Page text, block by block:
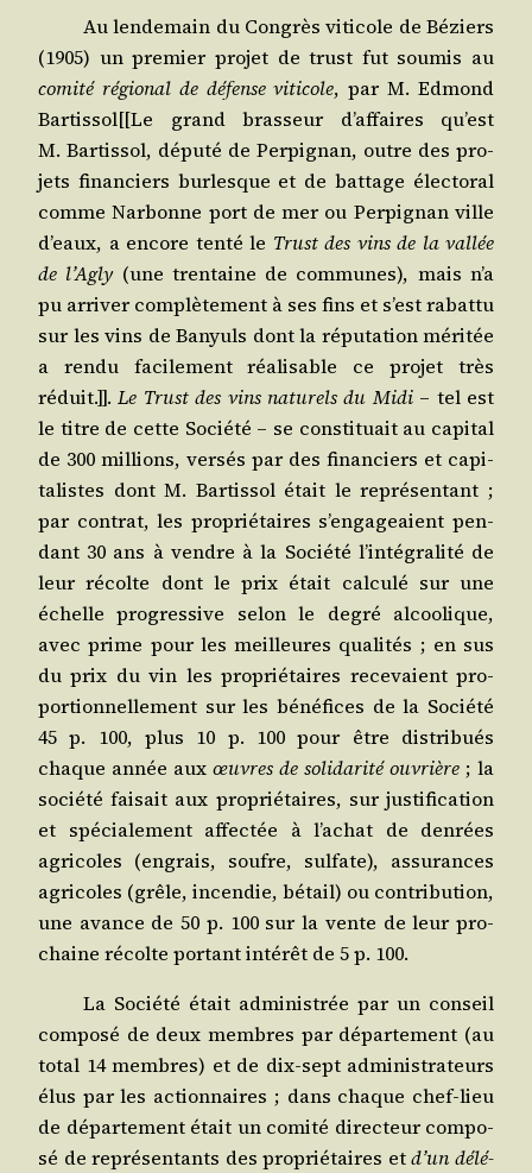
Au len­de­main du Congrès viti­cole de Béziers
(1905) un pre­mier pro­jet de trust fut sou­mis au
comi­té régio­nal de défense viti­cole, par M. Edmond
Bartissol[[Le grand bras­seur d’affaires qu’est
M. Bar­tis­sol, dépu­té de Per­pi­gnan, outre des pro­
jets finan­ciers bur­lesque et de bat­tage élec­to­ral
comme Nar­bonne port de mer ou Per­pi­gnan ville
d’eaux, a encore ten­té le Trust des vins de la val­lée
de l’Agly(une tren­taine de com­munes), mais n’a
pu arri­ver com­plè­te­ment à ses fins et s’est rabat­tu
sur les vins de Banyuls dont la répu­ta­tion méri­tée
a ren­du faci­le­ment réa­li­sable ce pro­jet très
réduit.]].Le Trust des vins natu­rels du Midi– tel est
le titre de cette Socié­té – se consti­tuait au capi­tal
de 300 mil­lions, ver­sés par des finan­ciers et capi­
ta­listes dont M. Bar­tis­sol était le repré­sen­tant ;
par contrat, les pro­prié­taires s’engageaient pen­
dant 30 ans à vendre à la Socié­té l’intégralité de
leur récolte dont le prix était cal­cu­lé sur une
échelle pro­gres­sive selon le degré alcoo­lique,
avec prime pour les meilleures qua­li­tés ; en sus
du prix du vin les pro­prié­taires rece­vaient pro­
por­tion­nel­le­ment sur les béné­fices de la Socié­té
45 p. 100, plus 10 p. 100 pour être dis­tri­bués
chaque année aux œuvres de soli­da­ri­té ouvrière ; la
socié­té fai­sait aux pro­prié­taires, sur jus­ti­fi­ca­tion
et spé­cia­le­ment affec­tée à l’achat de den­rées
agri­coles (engrais, soufre, sul­fate), assu­rances
agri­coles (grêle, incen­die, bétail) ou contri­bu­tion,
une avance de 50 p. 100 sur la vente de leur pro­
chaine récolte por­tant inté­rêt de 5 p. 100.
La Socié­té était admi­nis­trée par un conseil
com­po­sé de deux membres par dépar­te­ment (au
total 14 membres) et de dix-sept admi­nis­tra­teurs
élus par les action­naires ; dans chaque chef-lieu
de dépar­te­ment était un comi­té direc­teur com­po­
sé de repré­sen­tants des pro­prié­taires etd’un délé­